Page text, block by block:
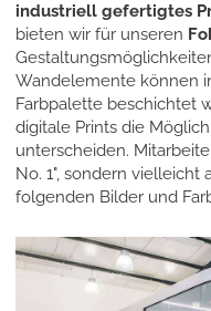
industriell gefertigtes
bieten wir für unseren
Wandelemente können
Farbpalette beschichtet
digitale Prints die
unterscheiden.
No. 1", sondern vielleicht
folgenden Bilder und